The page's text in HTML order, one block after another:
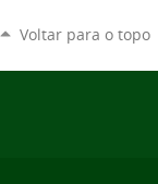
Voltar para o topo